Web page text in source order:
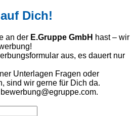
Dich!
an der E.Gruppe GmbH hast – wir
aus, es dauert nur
Unterlagen Fragen oder
sind wir gerne für Dich da.
bewerbung@egruppe.com.